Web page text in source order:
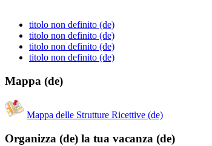
titolo non definito (de)
titolo non definito (de)
titolo non definito (de)
titolo non definito (de)
Mappa (de)
Mappa delle Strutture Ricettive (de)
Organizza (de) la tua vacanza (de)